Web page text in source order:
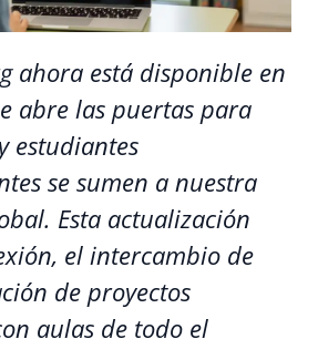
ahora está disponible en
abre las puertas para
estudiantes
se sumen a nuestra
Esta actualización
el intercambio de
de proyectos
aulas de todo el